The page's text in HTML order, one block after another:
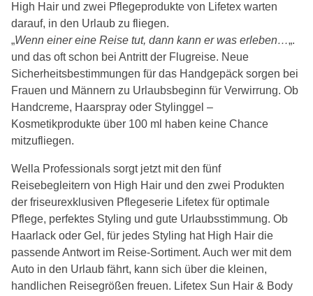
High Hair und zwei Pflegeprodukte von Lifetex warten
darauf, in den Urlaub zu fliegen.
„Wenn einer eine Reise tut, dann kann er was erleben…„.
und das oft schon bei Antritt der Flugreise. Neue
Sicherheitsbestimmungen für das Handgepäck sorgen bei
Frauen und Männern zu Urlaubsbeginn für Verwirrung. Ob
Handcreme, Haarspray oder Stylinggel –
Kosmetikprodukte über 100 ml haben keine Chance
mitzufliegen.
Wella Professionals sorgt jetzt mit den fünf
Reisebegleitern von High Hair und den zwei Produkten
der friseurexklusiven Pflegeserie Lifetex für optimale
Pflege, perfektes Styling und gute Urlaubsstimmung. Ob
Haarlack oder Gel, für jedes Styling hat High Hair die
passende Antwort im Reise-Sortiment. Auch wer mit dem
Auto in den Urlaub fährt, kann sich über die kleinen,
handlichen Reisegrößen freuen. Lifetex Sun Hair & Body